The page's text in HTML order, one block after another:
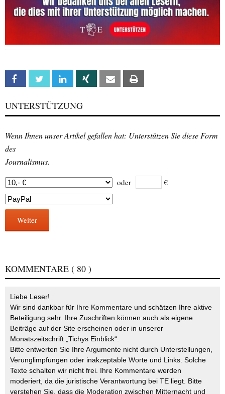
Facebook Twitter Linkedin Xing Email
UNTERSTÜTZUNG
Wenn Ihnen unser Artikel gefallen hat: Unterstützen Sie diese Form
des
Journalismus.
oder €
Weiter
KOMMENTARE ( 80 )
Liebe Leser!
Wir sind dankbar für Ihre Kommentare und schätzen Ihre aktive
Beteiligung sehr. Ihre Zuschriften können auch als eigene
Beiträge auf der Site erscheinen oder in unserer
Monatszeitschrift „Tichys Einblick“.
Bitte entwerten Sie Ihre Argumente nicht durch Unterstellungen,
Verunglimpfungen oder inakzeptable Worte und Links. Solche
Texte schalten wir nicht frei. Ihre Kommentare werden
moderiert, da die juristische Verantwortung bei TE liegt. Bitte
verstehen Sie, dass die Moderation zwischen Mitternacht und